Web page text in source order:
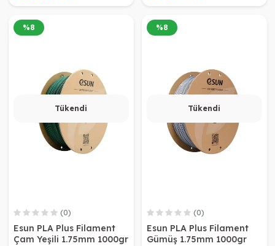
Tükendi
%8
(0)
Esun PLA Plus Filament
Çam Yeşili 1.75mm 1000gr
Tükendi
%8
(0)
Esun PLA Plus Filament
Gümüş 1.75mm 1000gr